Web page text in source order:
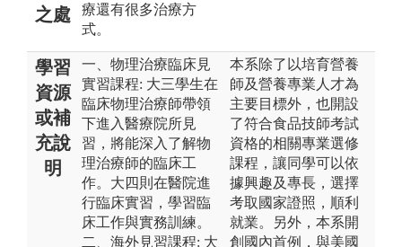
之處
療還有很多治療方
式。
學習
資源
或補
充說
明
一、物理治療臨床見
實習課程: 大三學生在
臨床物理治療師帶領
下進入醫療院所見
習，將能深入了解物
理治療師的臨床工
作。大四則在醫院進
行臨床實習，學習臨
床工作與實務訓練。
二、海外見習課程: 大
本系除了以培育營養
師及營養專業人才為
主要目標外，也開設
了符合食品技師考試
資格的相關專業選修
課程，讓同學可以依
據興趣及專長，選擇
考取國家證照，順利
就業。另外，本系開
創國內首例，與美國